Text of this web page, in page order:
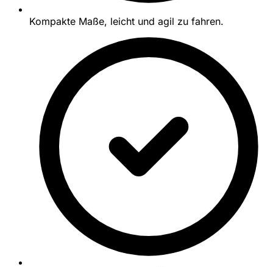
Kompakte Maße, leicht und agil zu fahren.